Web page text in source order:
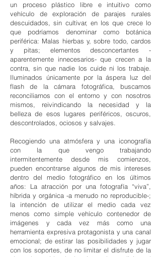
un proceso plástico libre e intuitivo como
vehículo de exploración de parajes rurales
descuidados, sin cultivar, en los que crece lo
que podríamos denominar como botánica
periférica: Malas hierbas y, sobre todo, cardos
y pitas; elementos desconcertantes -
aparentemente innecesarios- que crecen a la
contra, sin que nadie los cuide ni los trabaje.
Iluminados únicamente por la áspera luz del
flash de la cámara fotográfica, buscamos
reconciliarnos con el entorno y con nosotros
mismos, reivindicando la necesidad y la
belleza de esos lugares periféricos, oscuros,
descontrolados, ociosos y salvajes.
Recogiendo una atmósfera y una iconografía
con la que vengo trabajando
intermitentemente desde mis comienzos,
pueden encontrarse algunos de mis intereses
dentro del medio fotográfico en los últimos
años: La atracción por una fotografía “viva”,
híbrida y orgánica -a menudo no reproducible-;
la intención de utilizar el medio cada vez
menos como simple vehículo contenedor de
imágenes y cada vez más como una
herramienta expresiva protagonista y una canal
emocional; de estirar las posibilidades y jugar
con los soportes, de no limitar el disfrute de la